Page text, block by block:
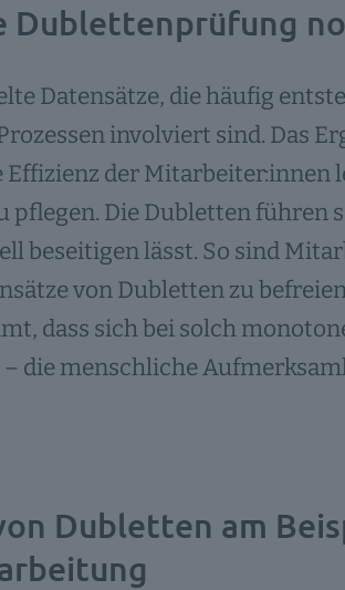
Dublettenprüfung
Datensätze, die häufig
involviert sind. Das
der Mitarbeiter:innen
pflegen. Die Dubletten führen
beseitigen lässt. So sind
von Dubletten zu
dass sich bei solch
die menschliche
Dubletten am